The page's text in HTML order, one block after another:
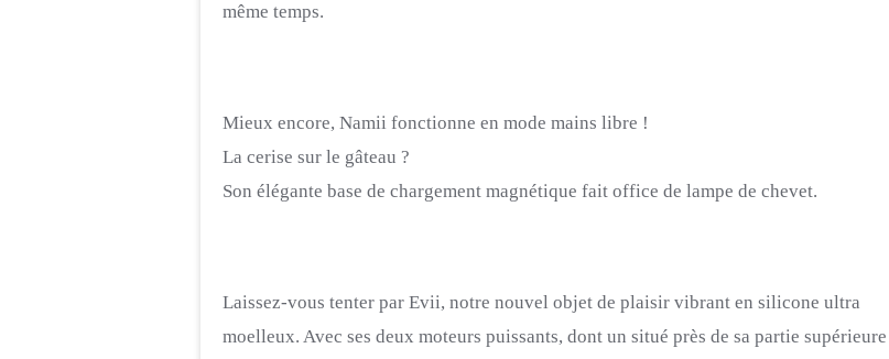
même temps.
Mieux encore, Namii fonctionne en mode mains libre !
La cerise sur le gâteau ?
Son élégante base de chargement magnétique fait office de lampe de chevet.
Laissez-vous tenter par Evii, notre nouvel objet de plaisir vibrant en silicone ultra
moelleux. Avec ses deux moteurs puissants, dont un situé près de sa partie supérieure